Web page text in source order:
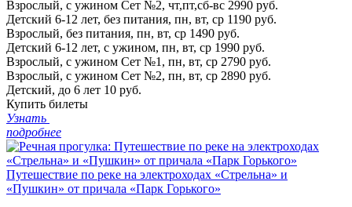
Взрослый, с ужином Сет №2, чт,пт,сб-вс 2990 руб.
Детский 6-12 лет, без питания, пн, вт, ср 1190 руб.
Взрослый, без питания, пн, вт, ср 1490 руб.
Детский 6-12 лет, с ужином, пн, вт, ср 1990 руб.
Взрослый, с ужином Сет №1, пн, вт, ср 2790 руб.
Взрослый, с ужином Сет №2, пн, вт, ср 2890 руб.
Детский, до 6 лет 10 руб.
Купить билеты
Узнать
подробнее
Путешествие по реке на электроходах «Стрельна» и
«Пушкин» от причала «Парк Горького»